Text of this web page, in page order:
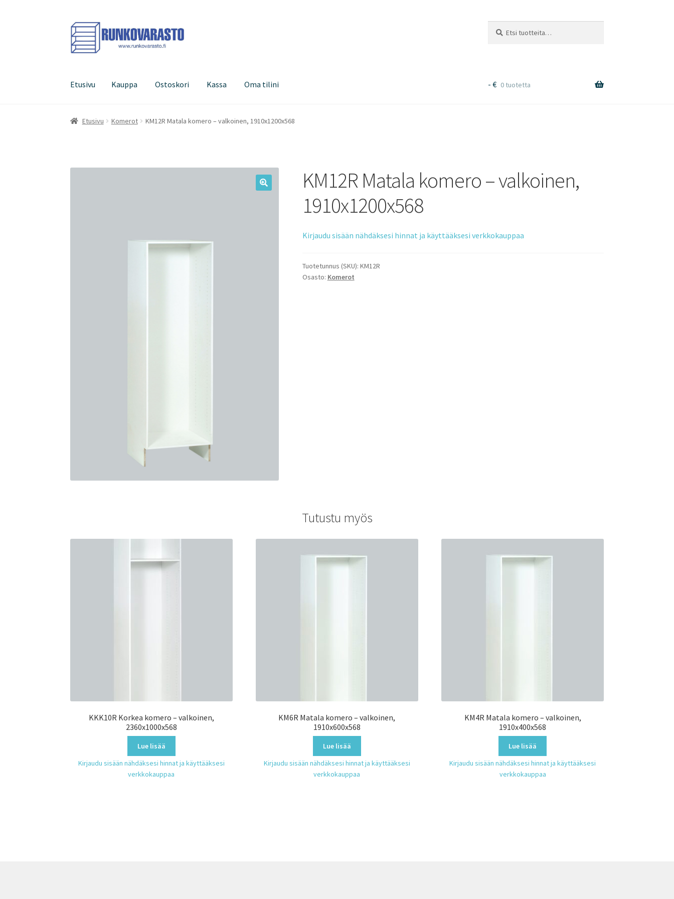
Siirry
navigointiin
Siirry
sisältöön
Etusivu Kauppa Ostoskori Kassa Oma tilini
Etusivu Kauppa Ostoskori Kassa Oma tilini
- € 0 tuotetta
Etusivu Komerot KM12R Matala komero – valkoinen, 1910x1200x568
KM12R Matala komero – valkoinen,
1910x1200x568
Kirjaudu sisään nähdäksesi hinnat ja käyttääksesi verkkokauppaa
Tuotetunnus (SKU): KM12R
Osasto: Komerot
Tutustu myös
KKK10R Korkea komero – valkoinen,
2360x1000x568
Lue lisää
Kirjaudu sisään nähdäksesi hinnat ja käyttääksesi
verkkokauppaa
KM6R Matala komero – valkoinen,
1910x600x568
Lue lisää
Kirjaudu sisään nähdäksesi hinnat ja käyttääksesi
verkkokauppaa
KM4R Matala komero – valkoinen,
1910x400x568
Lue lisää
Kirjaudu sisään nähdäksesi hinnat ja käyttääksesi
verkkokauppaa